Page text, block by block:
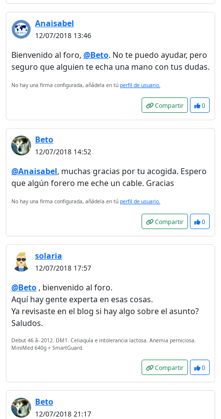
Anaisabel
12/07/2018 13:46
Bienvenido al foro, @Beto. No te puedo ayudar, pero
seguro que alguien te echa una mano con tus dudas.
No hay una firma configurada, añádela en tú perfil de usuario.
Compartir 0
Beto
12/07/2018 14:52
@Anaisabel, muchas gracias por tu acogida. Espero
que algún forero me eche un cable. Gracias
No hay una firma configurada, añádela en tú perfil de usuario.
Compartir 0
solaria
12/07/2018 17:57
@Beto , bienvenido al foro.
Aquí hay gente experta en esas cosas.
Ya revisaste en el blog si hay algo sobre el asunto?
Saludos.
Debut 46 â- 2012. DM1. Celiaquía e intolerancia lactosa. Anemia perniciosa.
MiniMed 640g + SmartGuard.
Compartir 0
Beto
12/07/2018 21:17